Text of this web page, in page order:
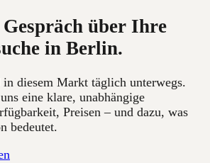
über Ihre
in Berlin.
in diesem Markt täglich unterwegs.
eine klare, unabhängige
Preisen – und dazu, was
bedeutet.